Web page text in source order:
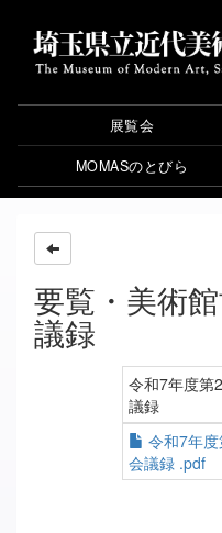
展覧会
MOMASのとびら
要覧・美術
議録
令和7年度第
議録
令和7年
会議録 .pdf